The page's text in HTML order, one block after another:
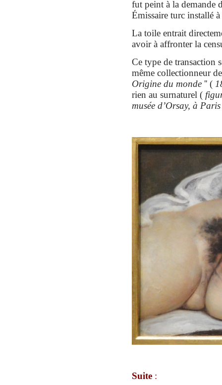
fut peint à la demande
Émissaire turc installé
La toile entrait
avoir à affronter la
Ce type de transaction
même collectionneur
Origine du monde '' (
rien au surnaturel (
musée d’Orsay, à Paris
Suite :